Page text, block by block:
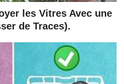
les Vitres Avec une
de Traces).